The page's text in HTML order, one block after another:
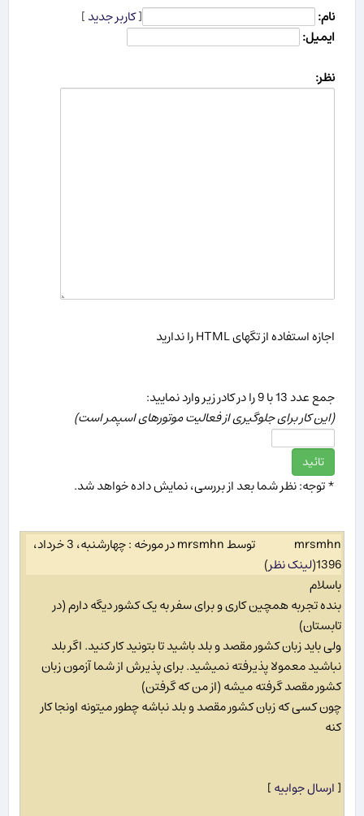
نام: [کاربر جدید]
ایمیل:
نظر:
اجازه استفاده از تگهای HTML را ندارید
جمع عدد 13 با 9 را در كادر زیر وارد نمایید:
(این كار برای جلوگیری از فعالیت موتورهای اسپمر است)
* توجه: نظر شما بعد از بررسی، نمایش داده خواهد شد.
mrsmhn
توسط mrsmhn در مورخه : چهارشنبه، 3 خرداد،
1396
(لینک نظر)
باسلام
بنده تجربه همچین کاری و برای سفر به یک کشور دیگه دارم (در
تابستان)
ولی باید زبان کشور مقصد و بلد باشید تا بتونید کار کنید. اگر بلد
نباشید معمولا پذیرفته نمیشید. برای پذیرش از شما آزمون زبان
کشور مقصد گرفته میشه (از من که گرفتن)
چون کسی که زبان کشور مقصد و بلد نباشه چطور میتونه اونجا کار
کنه
[ارسال جوابیه]